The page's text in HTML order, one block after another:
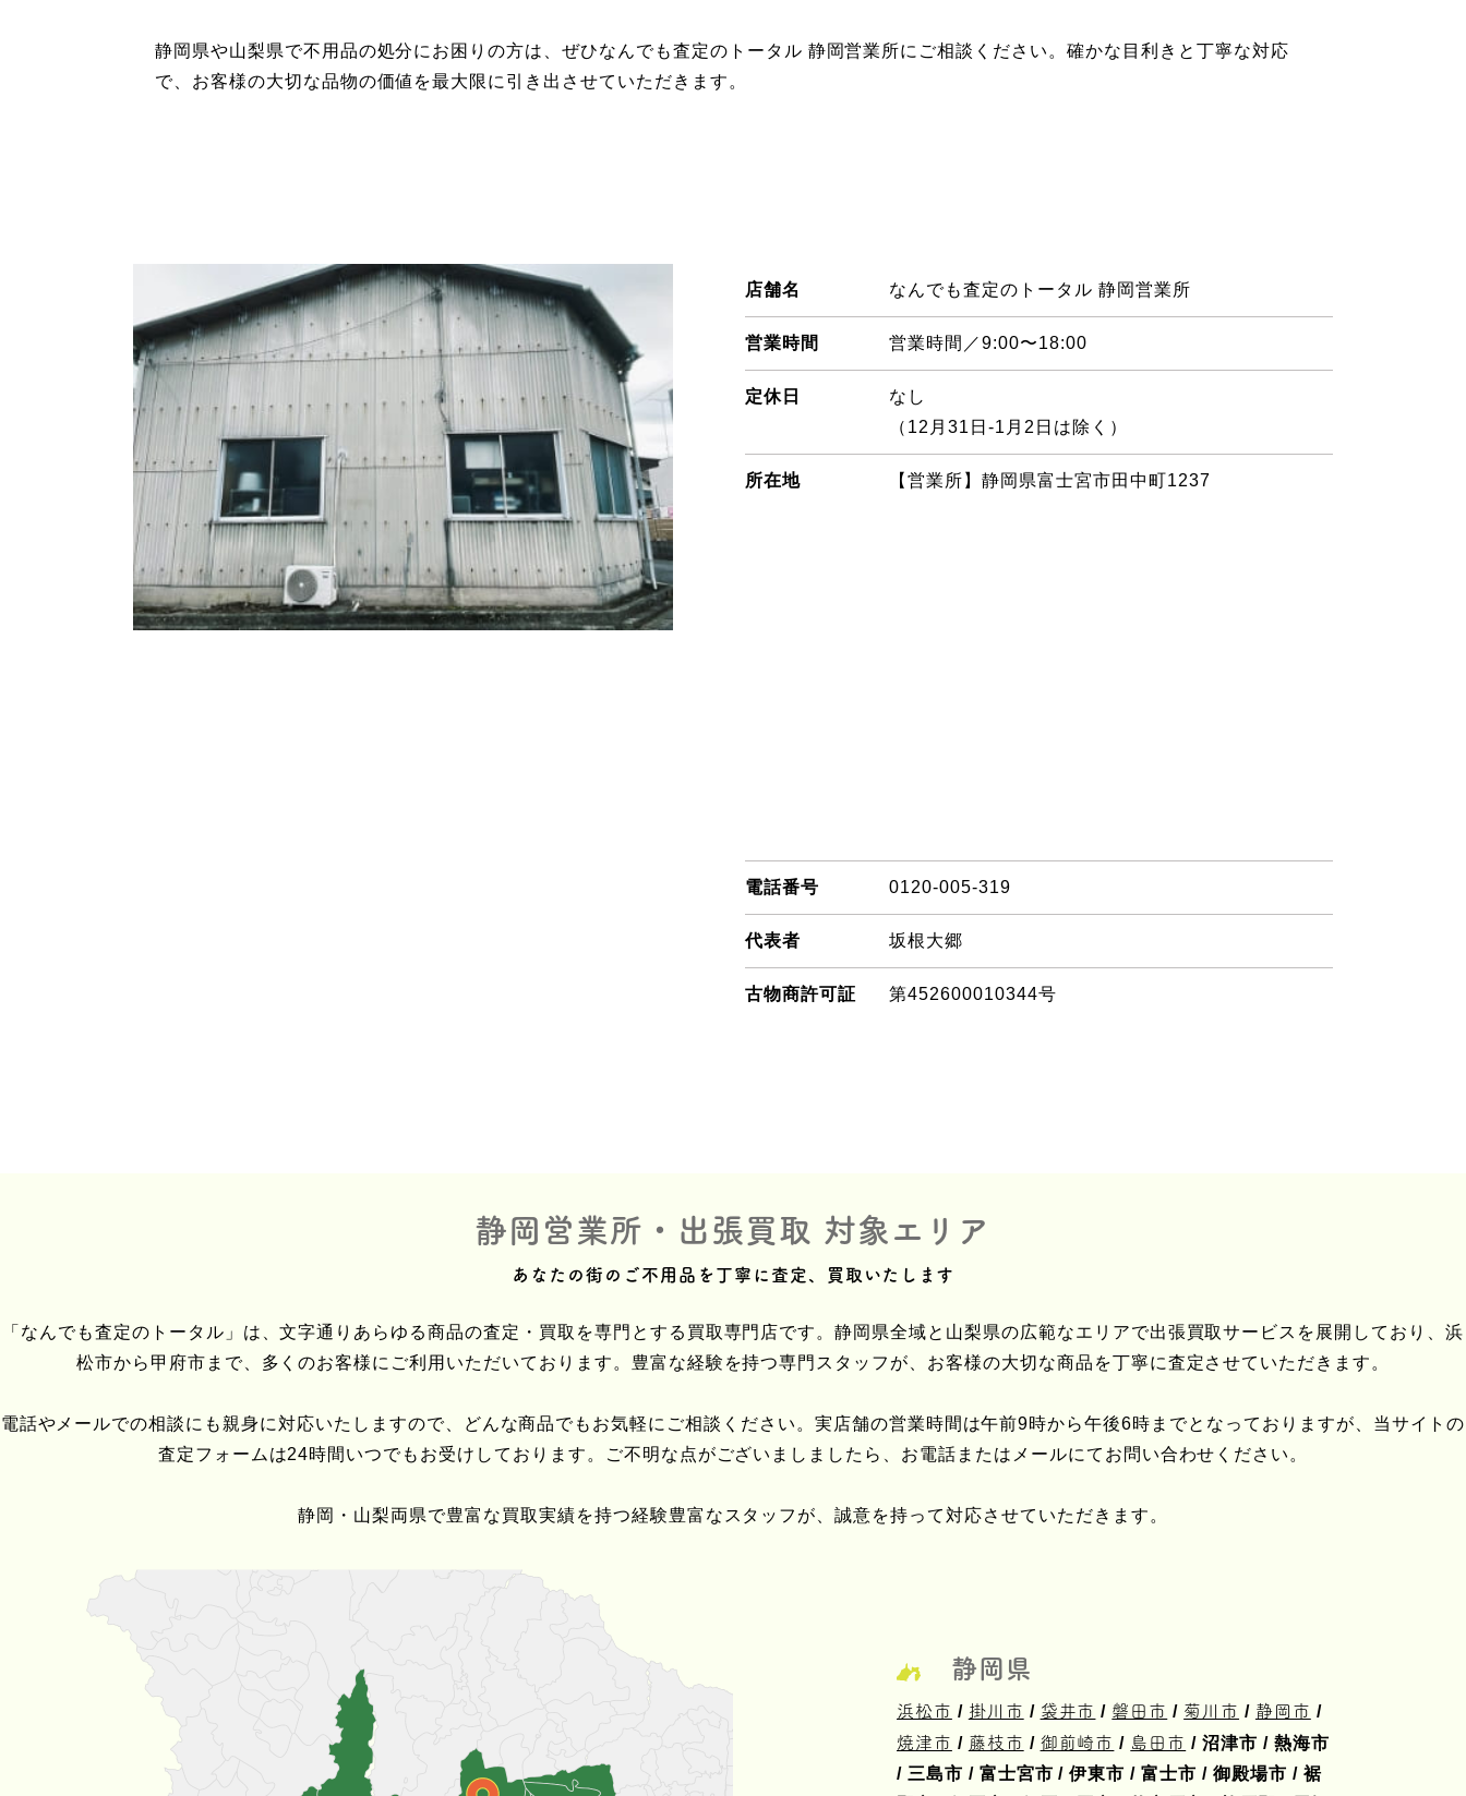
静岡県や山梨県で不用品の処分にお困りの方は、ぜひなんでも査定のトータル 静岡営業所にご相談ください。確かな目利きと丁寧な対応
で、お客様の大切な品物の価値を最大限に引き出させていただきます。
店舗名 なんでも査定のトータル 静岡営業所
営業時間 営業時間／9:00〜18:00
定休日
なし
（12月31日-1月2日は除く）
所在地 【営業所】静岡県富士宮市田中町1237
電話番号 0120-005-319
代表者 坂根大郷
古物商許可証 第452600010344号
静岡営業所・出張買取 対象エリア
あなたの街のご不用品を 丁寧に査定、買取いたします
「なんでも査定のトータル」は、文字通りあらゆる商品の査定・買取を専門とする買取専門店です。静岡県全域と山梨県の広範なエリアで出張買取サービスを展開しており、浜
松市から甲府市まで、多くのお客様にご利用いただいております。豊富な経験を持つ専門スタッフが、お客様の大切な商品を丁寧に査定させていただきます。
電話やメールでの相談にも親身に対応いたしますので、どんな商品でもお気軽にご相談ください。実店舗の営業時間は午前9時から午後6時までとなっておりますが、当サイトの
査定フォームは24時間いつでもお受けしております。ご不明な点がございましましたら、お電話またはメールにてお問い合わせください。
静岡・山梨両県で豊富な買取実績を持つ経験豊富なスタッフが、誠意を持って対応させていただきます。
静岡県
浜松市 / 掛川市 / 袋井市 / 磐田市 / 菊川市 / 静岡市 /
焼津市 / 藤枝市 / 御前崎市 / 島田市 / 沼津市 / 熱海市
/ 三島市 / 富士宮市 / 伊東市 / 富士市 / 御殿場市 / 裾